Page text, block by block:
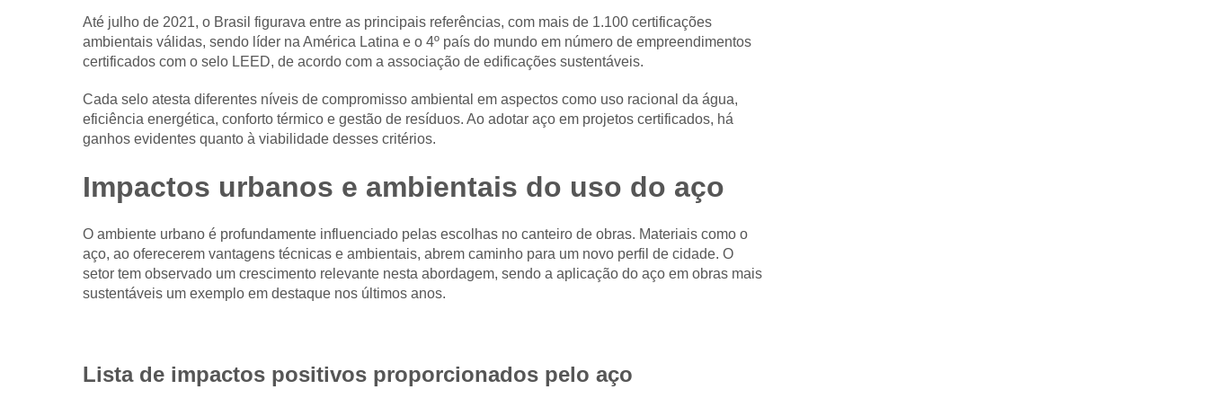
Até julho de 2021, o Brasil figurava entre as principais referências, com mais de 1.100 certificações
ambientais válidas, sendo líder na América Latina e o 4º país do mundo em número de empreendimentos
certificados com o selo LEED, de acordo com a associação de edificações sustentáveis.
Cada selo atesta diferentes níveis de compromisso ambiental em aspectos como uso racional da água,
eficiência energética, conforto térmico e gestão de resíduos. Ao adotar aço em projetos certificados, há
ganhos evidentes quanto à viabilidade desses critérios.
Impactos urbanos e ambientais do uso do aço
O ambiente urbano é profundamente influenciado pelas escolhas no canteiro de obras. Materiais como o
aço, ao oferecerem vantagens técnicas e ambientais, abrem caminho para um novo perfil de cidade. O
setor tem observado um crescimento relevante nesta abordagem, sendo a aplicação do aço em obras mais
sustentáveis um exemplo em destaque nos últimos anos.
Lista de impactos positivos proporcionados pelo aço